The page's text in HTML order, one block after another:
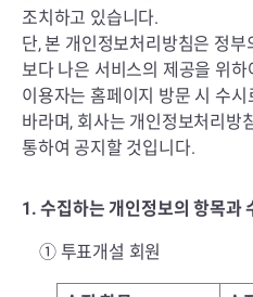
조치하고 있습니다.
단, 본 개인정보처리방침은 정
보다 나은 서비스의 제공을 위
이용자는 홈페이지 방문 시 수시
바라며, 회사는 개인정보처리방
통하여 공지할 것입니다.
1. 수집하는 개인정보의 항목과
① 투표개설 회원